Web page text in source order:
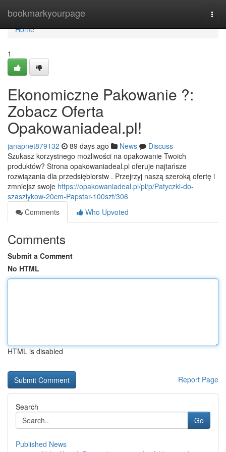
bookmarkyourpage
Home
Home
1
Ekonomiczne Pakowanie ?:
Zobacz Oferta
Opakowaniadeal.pl!
janapnet879132 89 days ago News
Discuss
Szukasz korzystnego możliwości na opakowanie Twoich
produktów? Strona opakowaniadeal.pl oferuje najtańsze
rozwiązania dla przedsiębiorstw . Przejrzyj naszą szeroką ofertę i
zmniejsz swoje https://opakowaniadeal.pl/pl/p/Patyczki-do-
szaszlykow-20cm-Papstar-100szt/306
Comments
Who Upvoted
Comments
Submit a Comment
No HTML
HTML is disabled
Report Page
Search
Go
Published News